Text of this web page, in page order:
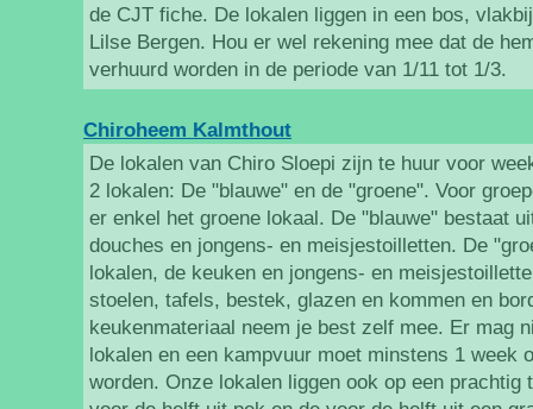
de CJT fiche. De lokalen liggen in een bos,
Lilse Bergen. Hou er wel rekening mee dat de
verhuurd worden in de periode van 1/11 tot 1/3.
Chiroheem Kalmthout
De lokalen van Chiro Sloepi zijn te huur voor
2 lokalen: De "blauwe" en de "groene". Voor
er enkel het groene lokaal. De "blauwe" bestaat
douches en jongens- en meisjestoilletten. De
lokalen, de keuken en jongens- en
stoelen, tafels, bestek, glazen en kommen en
keukenmateriaal neem je best zelf mee. Er mag
lokalen en een kampvuur moet minstens 1 week
worden. Onze lokalen liggen ook op een prachtig